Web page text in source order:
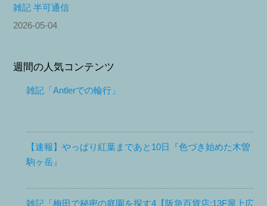
雑記 半可通信
2026-05-04
週間の人気コンテンツ
雑記「Antlerでの輪行」
【速報】やっぱり紅葉まであと10日『色づき始めた木曽
駒ヶ岳』
雑記「梅田で秘密の庭園を探す4【阪急百貨店:13F屋上広